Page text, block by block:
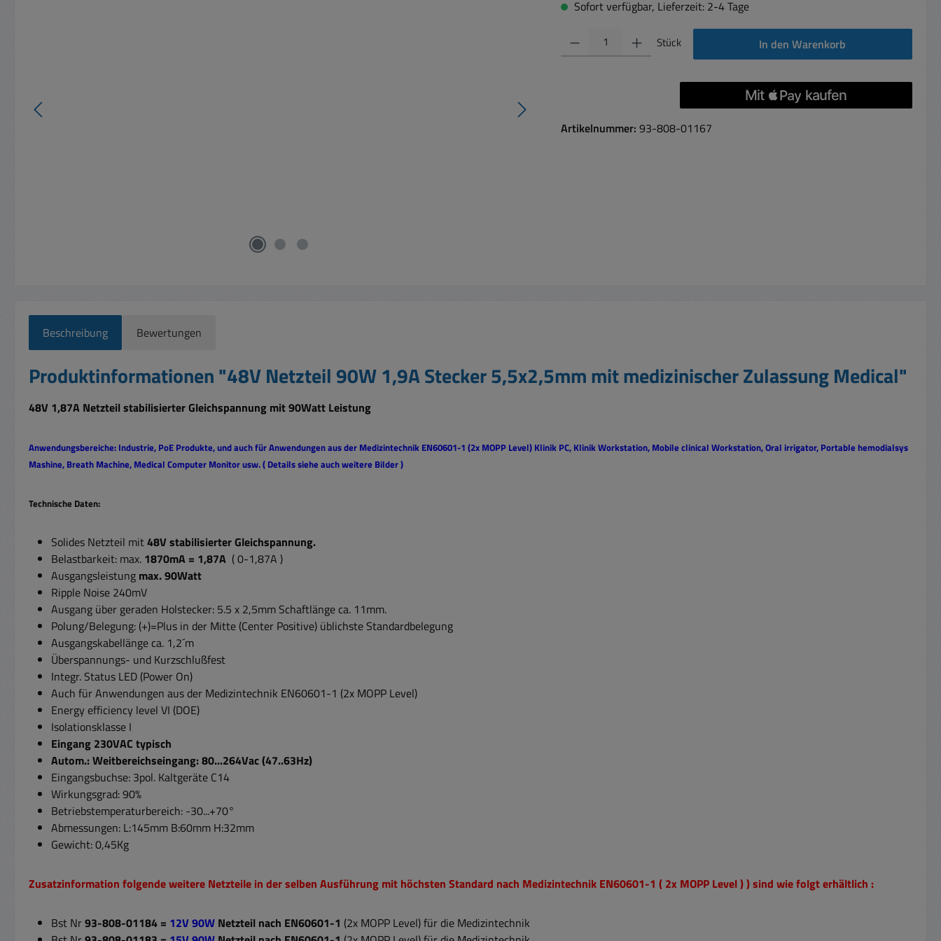
Sofort verfügbar, Lieferzeit: 2-4 Tage
Produkt Anzahl: Gib den gewünschten Wert ein oder benutze die Schaltflächen um die
Stück In den Warenkorb
Artikelnummer: 93-808-01167
Beschreibung Bewertungen
Produktinformationen "48V Netzteil 90W 1,9A Stecker 5,5x2,5mm mit medizinischer Zulassung Medical"
48V 1,87A Netzteil stabilisierter Gleichspannung mit 90Watt Leistung
Anwendungsbereiche: Industrie, PoE Produkte, und auch für Anwendungen aus der Medizintechnik EN60601-1 (2x MOPP Level) Klinik PC, Klinik Workstation, Mobile clinical Workstation, Oral irrigator, Portable hemodialsys
Mashine, Breath Machine, Medical Computer Monitor usw. ( Details siehe auch weitere Bilder )
Technische Daten:
Solides Netzteil mit48V stabilisierter Gleichspannung.
Belastbarkeit: max. 1870mA = 1,87A ( 0-1,87A )
Ausgangsleistung max. 90Watt
Ripple Noise 240mV
Ausgang über geraden Holstecker: 5.5 x 2,5mm Schaftlänge ca. 11mm.
Polung/Belegung: (+)=Plus in der Mitte (Center Positive) üblichste Standardbelegung
Ausgangskabellänge ca. 1,2´m
Überspannungs- und Kurzschlußfest
Integr. Status LED (Power On)
Auch für Anwendungen aus der Medizintechnik EN60601-1 (2x MOPP Level)
Energy efficiency level VI (DOE)
Isolationsklasse I
Eingang 230VAC typisch
Autom.: Weitbereichseingang: 80...264Vac (47..63Hz)
Eingangsbuchse: 3pol. Kaltgeräte C14
Wirkungsgrad: 90%
Betriebstemperaturbereich: -30...+70°
Abmessungen: L:145mm B:60mm H:32mm
Gewicht: 0,45Kg
Zusatzinformation folgende weitere Netzteile in der selben Ausführung mit höchsten Standard nach Medizintechnik EN60601-1 ( 2x MOPP Level ) ) sind wie folgt erhältlich :
Bst Nr93-808-01184 = 12V 90W Netzteil nach EN60601-1 (2x MOPP Level) für die Medizintechnik